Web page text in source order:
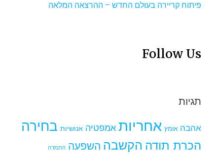
פיתוח קריירה בעולם החדש – ההרצאה המלאה
Follow Us
תגיות
אהבה אומץ אחריות אמפטיה אנושיות בחירה
הכרת תודה הקשבה השפעה התמדה